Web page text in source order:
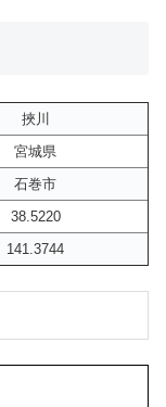
挾川
宮城県
石巻市
38.5220
141.3744